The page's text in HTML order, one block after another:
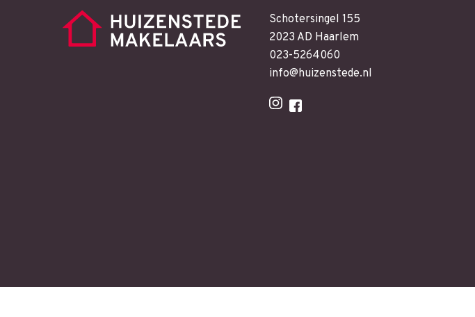
Schotersingel 155
2023 AD Haarlem
023-5264060
info@huizenstede.nl